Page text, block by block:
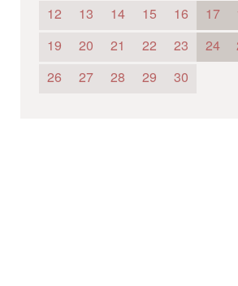
12
13 14 15 16 17
19
20 21 22 23 24
26
27 28 29 30